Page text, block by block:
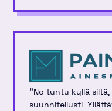
"No tuntu kyllä
suunnitellusti.